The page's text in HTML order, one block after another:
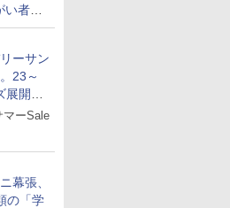
者割
ーサン
23～
開、
を採用
マーSale
幕張、
の「学